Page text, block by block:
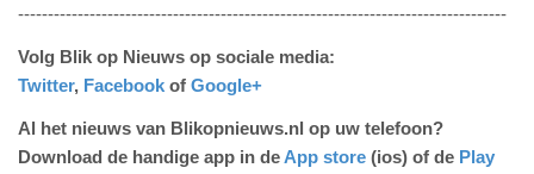
----------------------------------------------------------------------------------
Volg Blik op Nieuws op sociale media:
Twitter, Facebook of Google+
Al het nieuws van Blikopnieuws.nl op uw telefoon?
Download de handige app in de App store (ios) of de Play